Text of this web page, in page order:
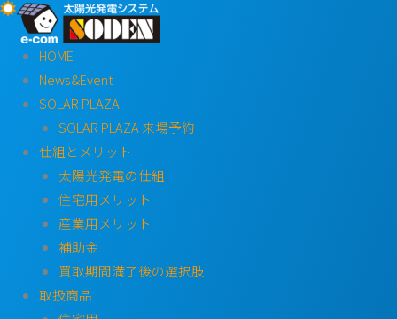
内
HOME
News&Event
SOLAR PLAZA
SOLAR PLAZA 来場予約
仕組とメリット
太陽光発電の仕組
住宅用メリット
産業用メリット
補助金
買取期間満了後の選択肢
取扱商品